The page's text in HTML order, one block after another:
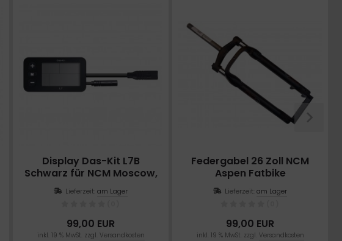
Display Das-Kit L7B
Schwarz für NCM Moscow,
Milano, Venice, Aspen,
Munich, Prague, Paris und
Lieferzeit:am Lager
99,00 EUR
inkl. 19 % MwSt. zzgl. Versandkosten
Federgabel 26 Zoll NCM
Aspen Fatbike
Lieferzeit:am Lager
99,00 EUR
inkl. 19 % MwSt. zzgl. Versandkosten